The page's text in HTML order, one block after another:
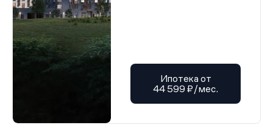
Ипотека от
44 599 ₽/мес.